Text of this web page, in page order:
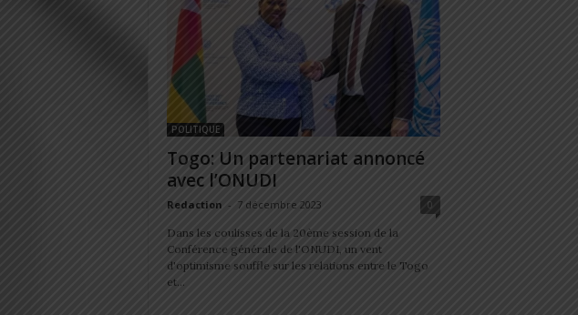
POLITIQUE
Togo: Un partenariat annoncé
avec l’ONUDI
Redaction - 7 décembre 2023 0
Dans les coulisses de la 20ème session de la
Conférence générale de l'ONUDI, un vent
d'optimisme souffle sur les relations entre le Togo
et...